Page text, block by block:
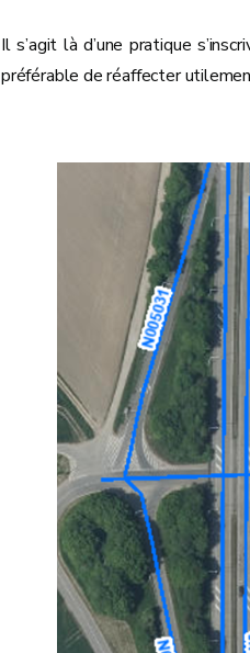
Il s’agit là d’une pratique
préférable de réaffecter